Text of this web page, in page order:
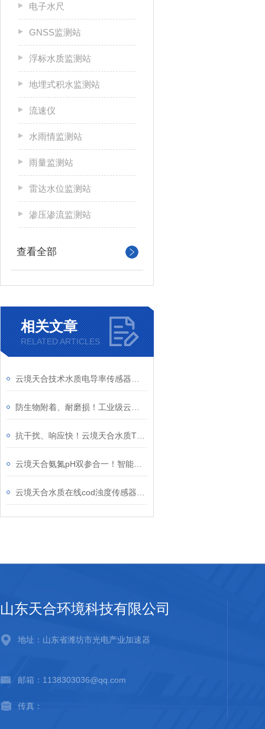
电子水尺
GNSS监测站
浮标水质监测站
地埋式积水监测站
流速仪
水雨情监测站
雨量监测站
雷达水位监测站
渗压渗流监测站
查看全部
相关文章
RELATED ARTICLES
山东天合环境科技有限公司
地址：山东省潍坊市光电产业加速器
邮箱：1138303036@qq.com
传真：